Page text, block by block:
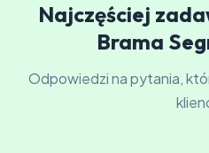
Najczęściej
Brama
Odpowiedzi na pytania,